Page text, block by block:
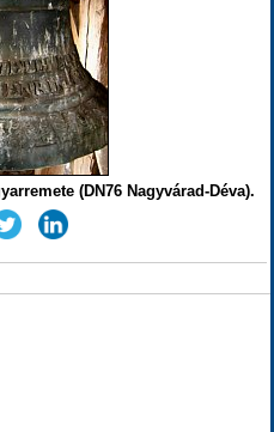
(DN76 Nagyvárad-Déva).